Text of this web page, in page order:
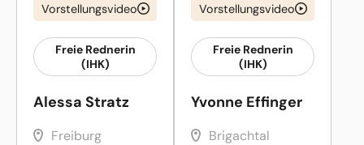
Vorstellungsvideo
Freie Rednerin
(IHK)
Alessa Stratz
Freiburg
Vorstellungsvideo
Freie Rednerin
(IHK)
Yvonne Effinger
Brigachtal